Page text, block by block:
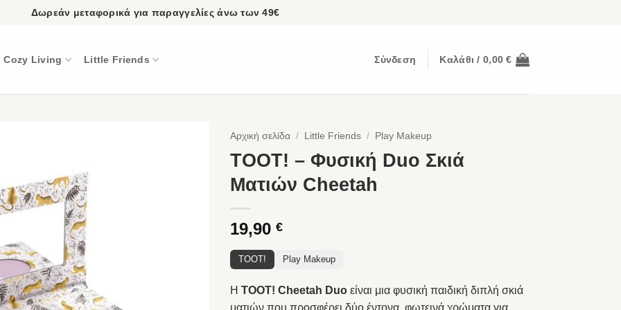
Δωρεάν μεταφορικά για παραγγελίες άνω των 49€
Cozy Living Little Friends Σύνδεση Καλάθι / 0,00€
Αρχική σελίδα / Little Friends / Play Makeup
TOOT! – Φυσική Duo Σκιά
Ματιών Cheetah
19,90 €
TOOT! Play Makeup
Η TOOT! Cheetah Duoείναι μια φυσική παιδική διπλή σκιά
ματιών που προσφέρει δύο έντονα, φωτεινά χρώματα για